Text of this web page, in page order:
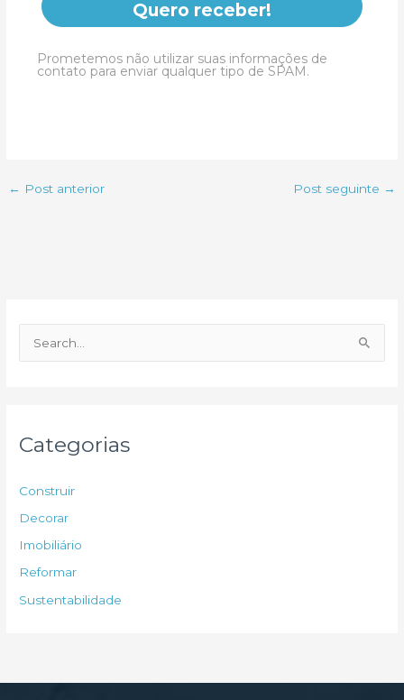
Quero receber!
Prometemos não utilizar suas informações de
contato para enviar qualquer tipo de SPAM.
← Post anterior Post seguinte →
e
p
o
r
Categorias
Construir
Decorar
Imobiliário
Reformar
Sustentabilidade